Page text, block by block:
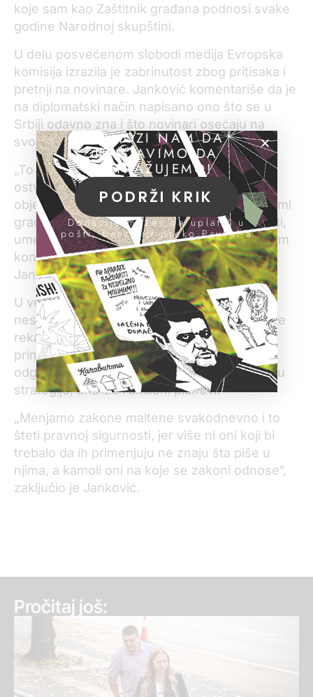
koje sam kao Zaštitnik građana podnosi svake
godine Narodnoj skupštini.
U delu posvećenom slobodi medija Evropska
komisija izrazila je zabrinutost zbog pritisaka i
pretnji na novinare. Janković komentariše da je
na diplomatski način napisano ono što se u
Srbiji odavno zna i što novinari osećaju na
svojoj koži.
„To sve dovodi do toga da mediji u Srbiji ne
ostvaruju svoju ulogu – da blagovremeno i
objektivno informišu građane, kako bi oni sami
gradili svoje mišljenje o društvenoj stvarnosti,
umesto da im stavove crta neko posredstvom
konferencije i tabloidnih izdanja“, naveo je
Janković.
U vezi sa zamerkama komisije na
nesprovođenje medijskih zakona, Janković je
rekao da se u Srbiji, kada postoji problem u
primeni zakona, ne utvrđuje ko je za to
odgovoran, nego se prave radne grupe i pišu
strategije, analize i akcioni planovi.
„Menjamo zakone maltene svakodnevno i to
šteti pravnoj sigurnosti, jer više ni oni koji bi
trebalo da ih primenjuju ne znaju šta piše u
njima, a kamoli oni na koje se zakoni odnose“,
zaključio je Janković.
Pročitaj još:
POMOZI NAM DA
NASTAVIMO DA
ISTRAŽUJEMO!
PODRŽI KRIK
Donacije možeš da uplatiš u
pošti, banci ili preko PayPal-a